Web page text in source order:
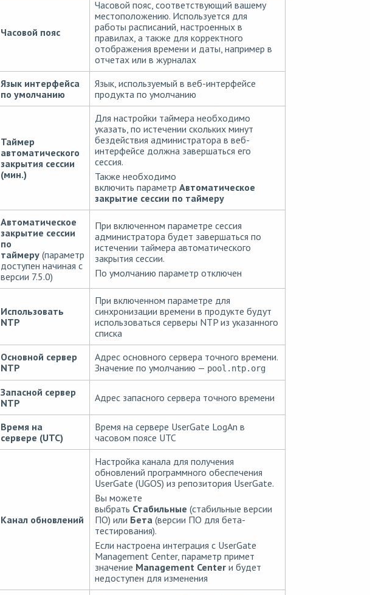
Часовой пояс
Часовой пояс, соответствующий вашему
местоположению. Используется для
работы расписаний, настроенных в
правилах, а также для корректного
отображения времени и даты, например в
отчетах или в журналах
Язык интерфейса
по умолчанию
Язык, используемый в веб-интерфейсе
продукта по умолчанию
Таймер
автоматического
закрытия сессии
(мин.)
Для настройки таймера необходимо
указать, по истечении скольких минут
бездействия администратора в веб-
интерфейсе должна завершаться его
сессия.
Также необходимо
включить параметр Автоматическое
закрытие сессии по таймеру
Автоматическое
закрытие сессии
по
таймеру (параметр
доступен начиная с
версии 7.5.0)
При включенном параметре сессия
администратора будет завершаться по
истечении таймера автоматического
закрытия сессии.
По умолчанию параметр отключен
Использовать
NTP
При включенном параметре для
синхронизации времени в продукте будут
использоваться серверы NTP из указанного
списка
Основной сервер
NTP
Адрес основного сервера точного времени.
Значение по умолчанию — pool.ntp.org
Запасной сервер
NTP
Адрес запасного сервера точного времени
Время на
сервере (UTC)
Время на сервере UserGate LogAn в
часовом поясе UTC
Канал обновлений
Настройка канала для получения
обновлений программного обеспечения
UserGate (UGOS) из репозитория UserGate.
Вы можете
выбрать Стабильные (стабильные версии
ПО) или Бета(версии ПО для бета-
тестирования).
Если настроена интеграция с UserGate
Management Center, параметр примет
значение Management Centerи будет
недоступен для изменения